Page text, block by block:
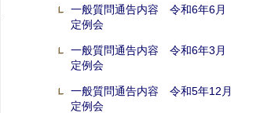
一般質問通告内容 令和6年6月
定例会
一般質問通告内容 令和6年3月
定例会
一般質問通告内容 令和5年12月
定例会